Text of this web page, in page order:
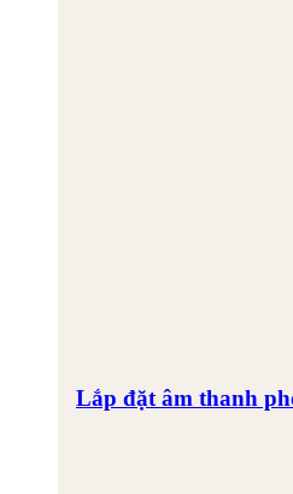
Lắp đặt âm thanh